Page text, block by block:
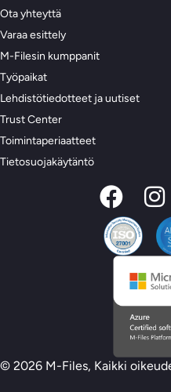
Ota yhteyttä
Varaa esittely
M-Filesin kumppanit
Työpaikat
Lehdistötiedotteet ja uutiset
Trust Center
Toimintaperiaatteet
Tietosuojakäytäntö
© 2026 M-Files, Kaikki